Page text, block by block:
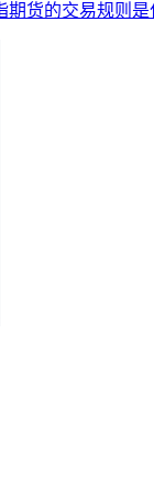
货的交易规则是